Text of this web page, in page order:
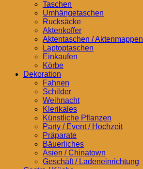
Taschen
Umhängetaschen
Rucksäcke
Aktenkoffer
Aktentaschen / Aktenmappen
Laptoptaschen
Einkaufen
Körbe
Dekoration
Fahnen
Schilder
Weihnacht
Klerikales
Künstliche Pflanzen
Party / Event / Hochzeit
Präparate
Bäuerliches
Asien / Chinatown
Geschäft / Ladeneinrichtung